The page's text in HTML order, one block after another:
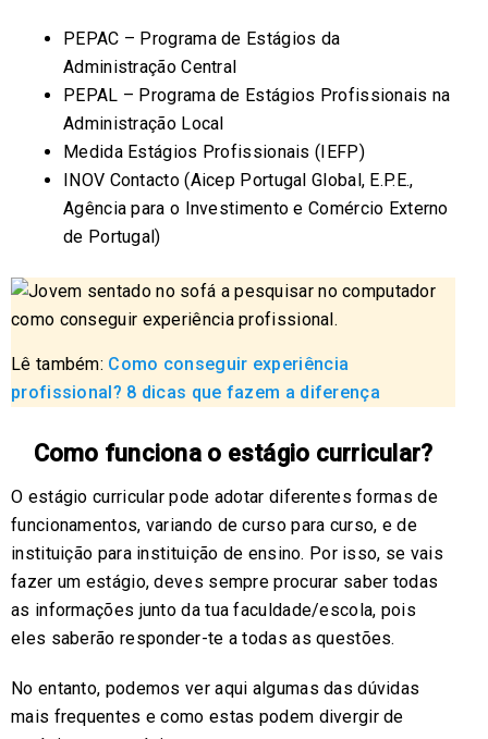
PEPAC – Programa de Estágios da
Administração Central
PEPAL – Programa de Estágios Profissionais na
Administração Local
Medida Estágios Profissionais (IEFP)
INOV Contacto (Aicep Portugal Global, E.P.E.,
Agência para o Investimento e Comércio Externo
de Portugal)
Lê também: Como conseguir experiência
profissional? 8 dicas que fazem a diferença
Como funciona o estágio curricular?
O estágio curricular pode adotar diferentes formas de
funcionamentos, variando de curso para curso, e de
instituição para instituição de ensino. Por isso, se vais
fazer um estágio, deves sempre procurar saber todas
as informações junto da tua faculdade/escola, pois
eles saberão responder-te a todas as questões.
No entanto, podemos ver aqui algumas das dúvidas
mais frequentes e como estas podem divergir de